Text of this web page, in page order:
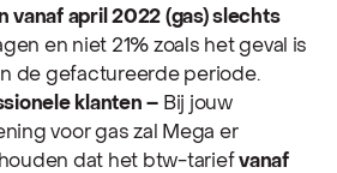
vanaf april 2022 (gas)slechts
en niet 21% zoals het geval is
de gefactureerde periode.
klanten – Bij jouw
voor gas zal Mega er
dat het btw-tariefvanaf